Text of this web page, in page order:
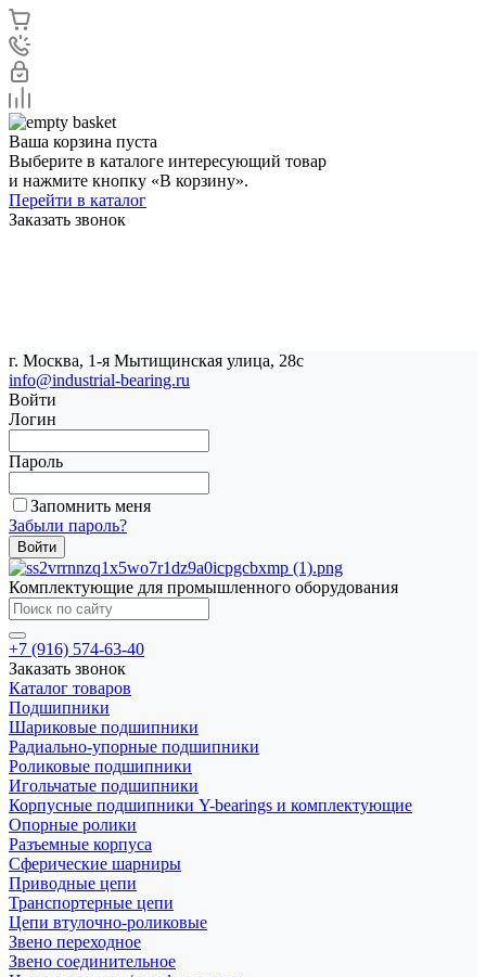
Ваша корзина пуста
Выберите в каталоге интересующий товар
и нажмите кнопку «В корзину».
Перейти в каталог
Заказать звонок
г. Москва, 1-я Мытищинская улица, 28с
info@industrial-bearing.ru
Войти
Логин
Пароль
Запомнить меня
Забыли пароль?
Комплектующие для промышленного оборудования
+7 (916) 574-63-40
Заказать звонок
Каталог товаров
Подшипники
Шариковые подшипники
Радиально-упорные подшипники
Роликовые подшипники
Игольчатые подшипники
Корпусные подшипники Y-bearings и комплектующие
Опорные ролики
Разъемные корпуса
Сферические шарниры
Приводные цепи
Транспортерные цепи
Цепи втулочно-роликовые
Звено переходное
Звено соединительное